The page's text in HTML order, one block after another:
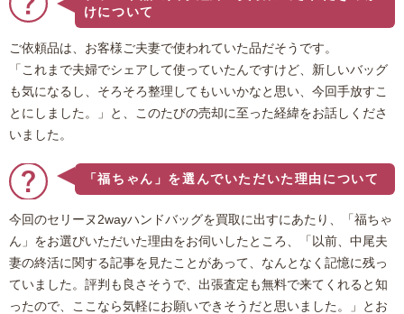
けについて
ご依頼品は、お客様ご夫妻で使われていた品だそうです。
「これまで夫婦でシェアして使っていたんですけど、新しいバッグ
も気になるし、そろそろ整理してもいいかなと思い、今回手放すこ
とにしました。」と、このたびの売却に至った経緯をお話しくださ
いました。
「福ちゃん」を選んでいただいた理由について
今回のセリーヌ2wayハンドバッグを買取に出すにあたり、「福ちゃ
ん」をお選びいただいた理由をお伺いしたところ、「以前、中尾夫
妻の終活に関する記事を見たことがあって、なんとなく記憶に残っ
ていました。評判も良さそうで、出張査定も無料で来てくれると知
ったので、ここなら気軽にお願いできそうだと思いました。」とお